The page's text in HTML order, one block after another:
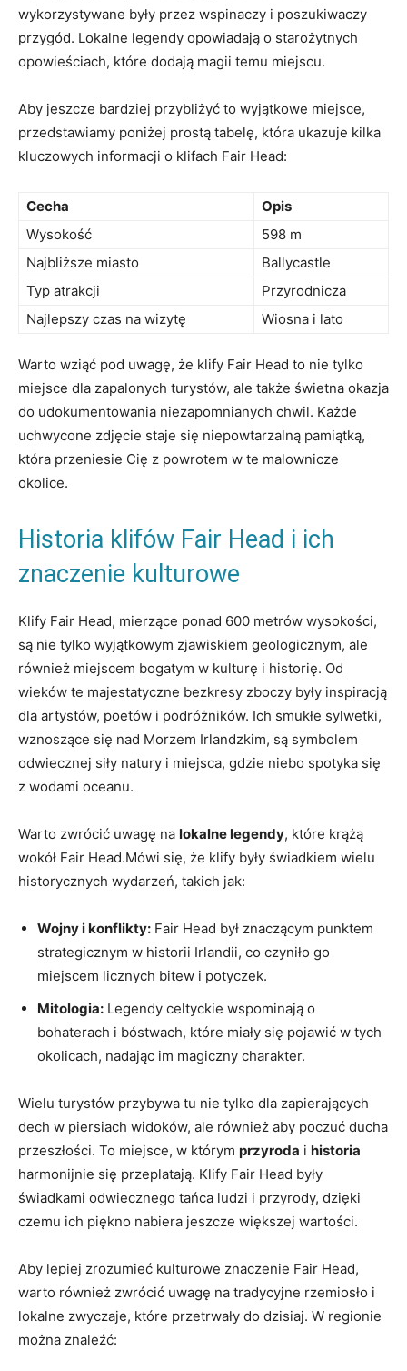
wykorzystywane były przez wspinaczy i poszukiwaczy
przygód. Lokalne legendy opowiadają o starożytnych
opowieściach, które dodają magii temu miejscu.
Aby jeszcze bardziej przybliżyć to wyjątkowe miejsce,
przedstawiamy poniżej prostą tabelę, która ukazuje kilka
kluczowych informacji o klifach Fair Head:
Cecha
Opis
Wysokość
598 m
Najbliższe miasto
Ballycastle
Typ atrakcji
Przyrodnicza
Najlepszy czas na wizytę
Wiosna i lato
Warto wziąć pod uwagę, że klify Fair Head to nie tylko
miejsce dla zapalonych turystów, ale także świetna okazja
do udokumentowania niezapomnianych chwil. Każde
uchwycone zdjęcie staje się niepowtarzalną pamiątką,
która przeniesie Cię z powrotem w te malownicze
okolice.
Historia klifów Fair Head i ich
znaczenie kulturowe
Klify Fair Head, mierzące ponad 600 metrów wysokości,
są nie tylko wyjątkowym zjawiskiem geologicznym, ale
również miejscem bogatym w kulturę i historię. Od
wieków te majestatyczne bezkresy zboczy były inspiracją
dla artystów, poetów i podróżników. Ich smukłe sylwetki,
wznoszące się nad Morzem Irlandzkim, są symbolem
odwiecznej siły natury i miejsca, gdzie niebo spotyka się
z wodami oceanu.
Warto zwrócić uwagę na lokalne legendy, które krążą
wokół Fair Head.Mówi się, że klify były świadkiem wielu
historycznych wydarzeń, takich jak:
Wojny i konflikty: Fair Head był znaczącym punktem
strategicznym w historii Irlandii, co czyniło go
miejscem licznych bitew i potyczek.
Mitologia: Legendy celtyckie wspominają o
bohaterach i bóstwach, które miały się pojawić w tych
okolicach, nadając im magiczny charakter.
Wielu turystów przybywa tu nie tylko dla zapierających
dech w piersiach widoków, ale również aby poczuć ducha
przeszłości. To miejsce, w którym przyroda i historia
harmonijnie się przeplatają. Klify Fair Head były
świadkami odwiecznego tańca ludzi i przyrody, dzięki
czemu ich piękno nabiera jeszcze większej wartości.
Aby lepiej zrozumieć kulturowe znaczenie Fair Head,
warto również zwrócić uwagę na tradycyjne rzemiosło i
lokalne zwyczaje, które przetrwały do dzisiaj. W regionie
można znaleźć: